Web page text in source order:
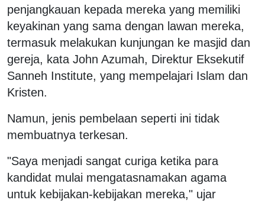
penjangkauan kepada mereka yang memiliki
keyakinan yang sama dengan lawan mereka,
termasuk melakukan kunjungan ke masjid dan
gereja, kata John Azumah, Direktur Eksekutif
Sanneh Institute, yang mempelajari Islam dan
Kristen.
Namun, jenis pembelaan seperti ini tidak
membuatnya terkesan.
"Saya menjadi sangat curiga ketika para
kandidat mulai mengatasnamakan agama
untuk kebijakan-kebijakan mereka," ujar